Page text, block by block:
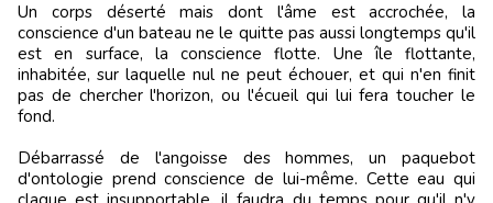
Un corps déserté mais dont l'âme est accrochée, la
conscience d'un bateau ne le quitte pas aussi longtemps qu'il
est en surface, la conscience flotte. Une île flottante,
inhabitée, sur laquelle nul ne peut échouer, et qui n'en finit
pas de chercher l'horizon, ou l'écueil qui lui fera toucher le
fond.
Débarrassé de l'angoisse des hommes, un paquebot
d'ontologie prend conscience de lui-même. Cette eau qui